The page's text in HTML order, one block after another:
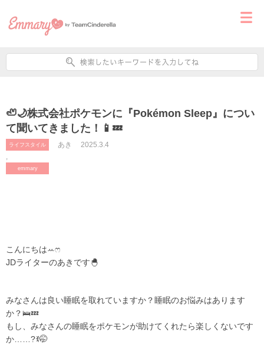
🦥🌙株式会社ポケモンに『Pokémon Sleep』につい
て聞いてきました！📱💤
ライフスタイル
,
emmary
あき 2025.3.4
こんにちはꕀෆ
JDライターのあきです🐣
みなさんは良い睡眠を取れていますか？睡眠のお悩みはあります
か？🛌💤
もし、みなさんの睡眠をポケモンが助けてくれたら楽しくないです
か……?ꉂ🤭